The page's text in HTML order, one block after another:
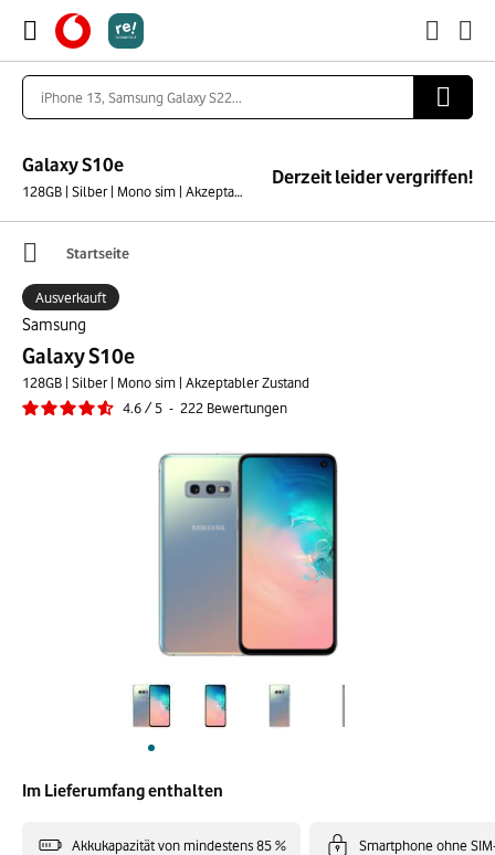
Galaxy S10e
128GB | Silber | Mono sim | Akzeptabler Zustand
Derzeit leider vergriffen!
Startseite
Samsung
Galaxy S10e
128GB | Silber | Mono sim | Akzeptabler Zustand
4.6/5 - 222 Bewertungen
Ausverkauft
Im Lieferumfang enthalten
Akkukapazität von mindestens 85 % Smartphone ohne